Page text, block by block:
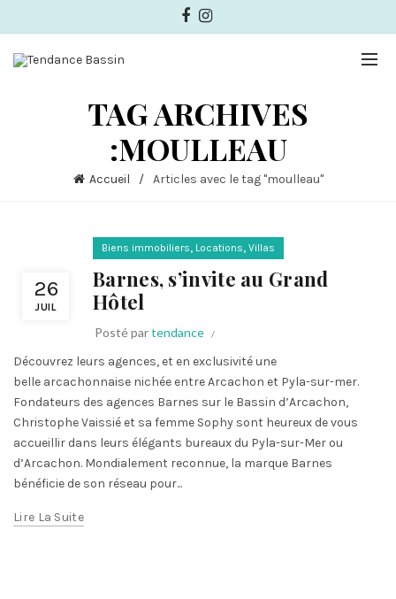
TAG ARCHIVES
:MOULLEAU
Accueil Articles avec le tag "moulleau"
26
JUIL
Biens immobiliers, Locations, Villas
Barnes, s’invite au Grand
Hôtel
Posté partendance
Découvrez leurs agences, et en exclusivité une
belle arcachonnaise nichée entre Arcachon et Pyla-sur-mer.
Fondateurs des agences Barnes sur le Bassin d’Arcachon,
Christophe Vaissié et sa femme Sophy sont heureux de vous
accueillir dans leurs élégants bureaux du Pyla-sur-Mer ou
d’Arcachon. Mondialement reconnue, la marque Barnes
bénéficie de son réseau pour...
Lire La Suite